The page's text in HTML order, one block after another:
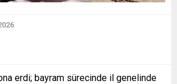
erdi; bayram sürecinde il genelinde